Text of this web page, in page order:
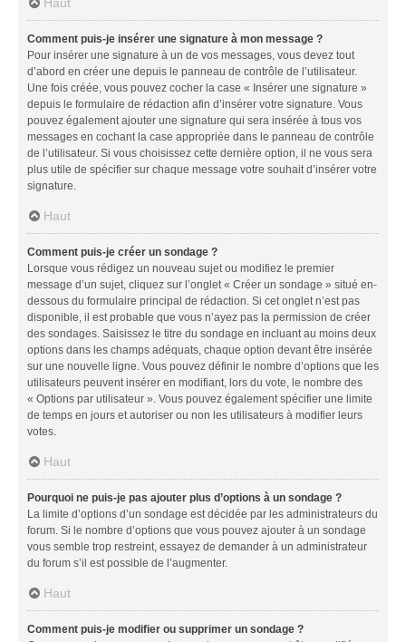
Comment puis-je insérer une signature à mon message ?
Pour insérer une signature à un de vos messages, vous devez tout
d’abord en créer une depuis le panneau de contrôle de l’utilisateur.
Une fois créée, vous pouvez cocher la case « Insérer une signature »
depuis le formulaire de rédaction afin d’insérer votre signature. Vous
pouvez également ajouter une signature qui sera insérée à tous vos
messages en cochant la case appropriée dans le panneau de contrôle
de l’utilisateur. Si vous choisissez cette dernière option, il ne vous sera
plus utile de spécifier sur chaque message votre souhait d’insérer votre
signature.
Haut
Comment puis-je créer un sondage ?
Lorsque vous rédigez un nouveau sujet ou modifiez le premier
message d’un sujet, cliquez sur l’onglet « Créer un sondage » situé en-
dessous du formulaire principal de rédaction. Si cet onglet n’est pas
disponible, il est probable que vous n’ayez pas la permission de créer
des sondages. Saisissez le titre du sondage en incluant au moins deux
options dans les champs adéquats, chaque option devant être insérée
sur une nouvelle ligne. Vous pouvez définir le nombre d’options que les
utilisateurs peuvent insérer en modifiant, lors du vote, le nombre des
« Options par utilisateur ». Vous pouvez également spécifier une limite
de temps en jours et autoriser ou non les utilisateurs à modifier leurs
votes.
Haut
Pourquoi ne puis-je pas ajouter plus d’options à un sondage ?
La limite d’options d’un sondage est décidée par les administrateurs du
forum. Si le nombre d’options que vous pouvez ajouter à un sondage
vous semble trop restreint, essayez de demander à un administrateur
du forum s’il est possible de l’augmenter.
Haut
Comment puis-je modifier ou supprimer un sondage ?